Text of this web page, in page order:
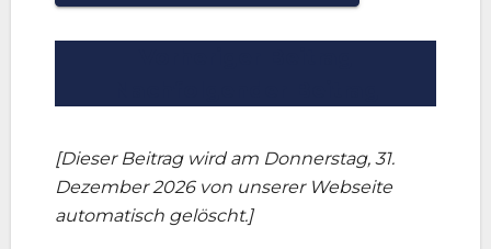
[Dieser Beitrag wird am Donnerstag, 31.
Dezember 2026 von unserer Webseite
automatisch gelöscht.]